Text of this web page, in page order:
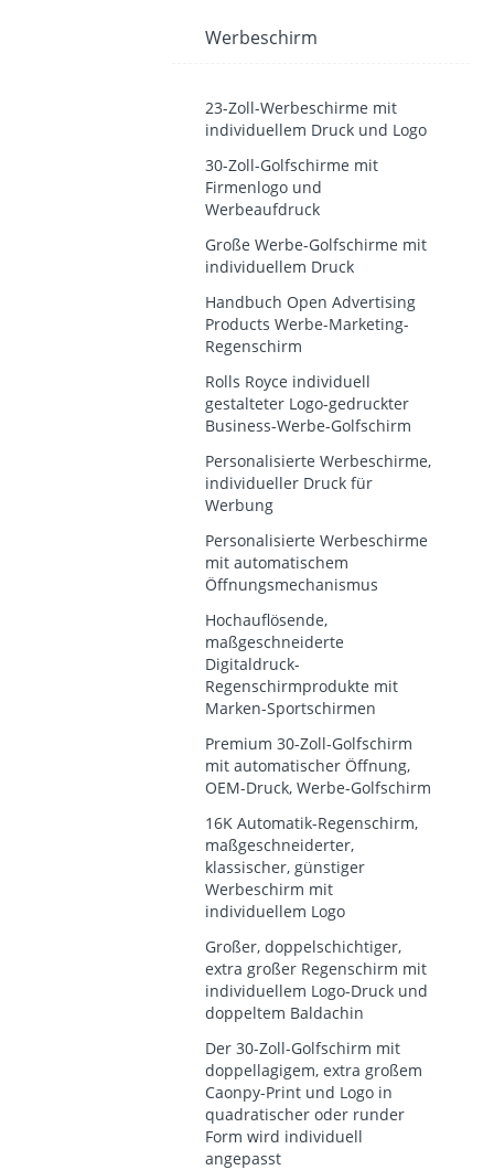
Werbeschirm
23-Zoll-Werbeschirme mit
individuellem Druck und Logo
30-Zoll-Golfschirme mit
Firmenlogo und
Werbeaufdruck
Große Werbe-Golfschirme mit
individuellem Druck
Handbuch Open Advertising
Products Werbe-Marketing-
Regenschirm
Rolls Royce individuell
gestalteter Logo-gedruckter
Business-Werbe-Golfschirm
Personalisierte Werbeschirme,
individueller Druck für
Werbung
Personalisierte Werbeschirme
mit automatischem
Öffnungsmechanismus
Hochauflösende,
maßgeschneiderte
Digitaldruck-
Regenschirmprodukte mit
Marken-Sportschirmen
Premium 30-Zoll-Golfschirm
mit automatischer Öffnung,
OEM-Druck, Werbe-Golfschirm
16K Automatik-Regenschirm,
maßgeschneiderter,
klassischer, günstiger
Werbeschirm mit
individuellem Logo
Großer, doppelschichtiger,
extra großer Regenschirm mit
individuellem Logo-Druck und
doppeltem Baldachin
Der 30-Zoll-Golfschirm mit
doppellagigem, extra großem
Caonpy-Print und Logo in
quadratischer oder runder
Form wird individuell
angepasst